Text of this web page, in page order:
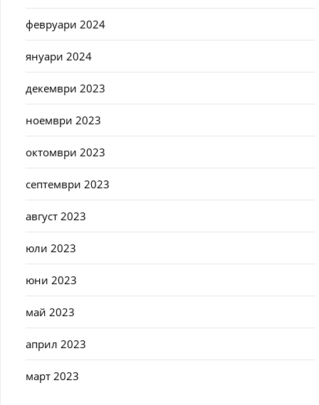
февруари 2024
януари 2024
декември 2023
ноември 2023
октомври 2023
септември 2023
август 2023
юли 2023
юни 2023
май 2023
април 2023
март 2023